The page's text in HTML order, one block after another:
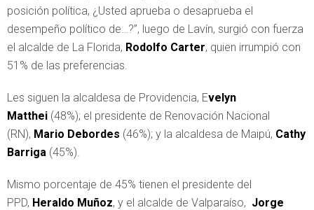
posición política, ¿Usted aprueba o desaprueba el
desempeño político de…?”, luego de Lavín, surgió con fuerza
el alcalde de La Florida, Rodolfo Carter, quien irrumpió con
51% de las preferencias.
Les siguen la alcaldesa de Providencia, Evelyn
Matthei (48%); el presidente de Renovación Nacional
(RN), Mario Debordes (46%); y la alcaldesa de Maipú, Cathy
Barriga (45%).
Mismo porcentaje de 45% tienen el presidente del
PPD, Heraldo Muñoz, y el alcalde de Valparaíso, Jorge